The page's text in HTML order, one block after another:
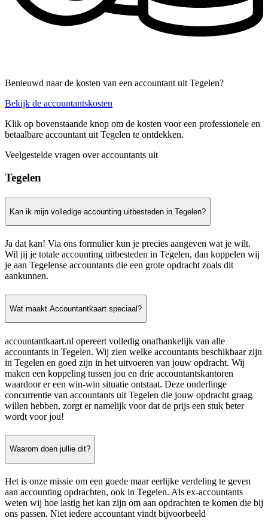
Benieuwd naar de kosten van een accountant uit Tegelen?
Bekijk de accountantskosten
Klik op bovenstaande knop om de kosten voor een professionele en
betaalbare accountant uit Tegelen te ontdekken.
Veelgestelde vragen over accountants uit
Tegelen
Kan ik mijn volledige accounting uitbesteden in Tegelen?
Ja dat kan! Via ons formulier kun je precies aangeven wat je wilt.
Wil jij je totale accounting uitbesteden in Tegelen, dan koppelen wij
je aan Tegelense accountants die een grote opdracht zoals dit
aankunnen.
Wat maakt Accountantkaart speciaal?
accountantkaart.nl opereert volledig onafhankelijk van alle
accountants in Tegelen. Wij zien welke accountants beschikbaar zijn
in Tegelen en goed zijn in het uitvoeren van jouw opdracht. Wij
maken een koppeling tussen jou en drie accountantskantoren
waardoor er een win-win situatie ontstaat. Deze onderlinge
concurrentie van accountants uit Tegelen die jouw opdracht graag
willen hebben, zorgt er namelijk voor dat de prijs een stuk beter
wordt voor jou!
Waarom doen jullie dit?
Het is onze missie om een goede maar eerlijke verdeling te geven
aan accounting opdrachten, ook in Tegelen. Als ex-accountants
weten wij hoe lastig het kan zijn om aan opdrachten te komen die bij
ons passen. Niet iedere accountant vindt bijvoorbeeld